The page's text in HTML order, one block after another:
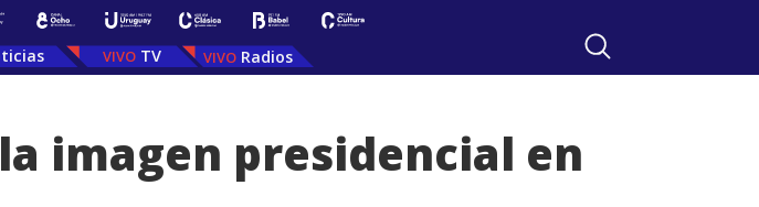
TV Radios
imagen presidencial en